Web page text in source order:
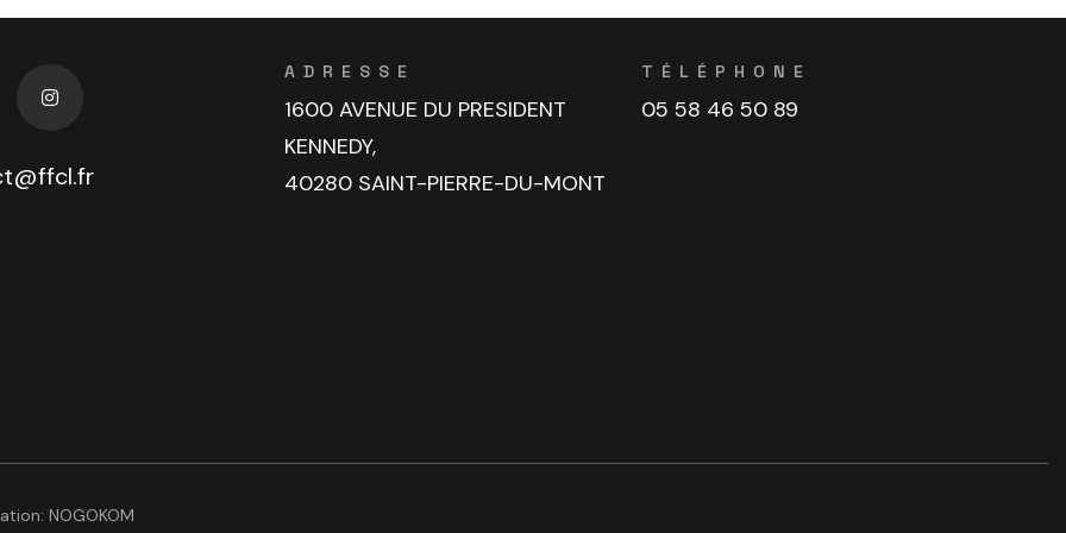
ADRESSE
1600 AVENUE DU PRESIDENT
KENNEDY,
40280 SAINT-PIERRE-DU-MONT
TÉLÉPHONE
05 58 46 50 89
NOGOKOM